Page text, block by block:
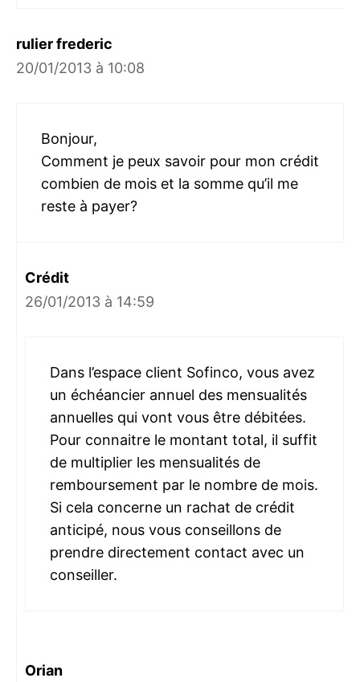
rulier frederic
20/01/2013 à 10:08
Bonjour,
Comment je peux savoir pour mon crédit
combien de mois et la somme qu’il me
reste à payer?
Crédit
26/01/2013 à 14:59
Dans l’espace client Sofinco, vous avez
un échéancier annuel des mensualités
annuelles qui vont vous être débitées.
Pour connaitre le montant total, il suffit
de multiplier les mensualités de
remboursement par le nombre de mois.
Si cela concerne un rachat de crédit
anticipé, nous vous conseillons de
prendre directement contact avec un
conseiller.
Orian